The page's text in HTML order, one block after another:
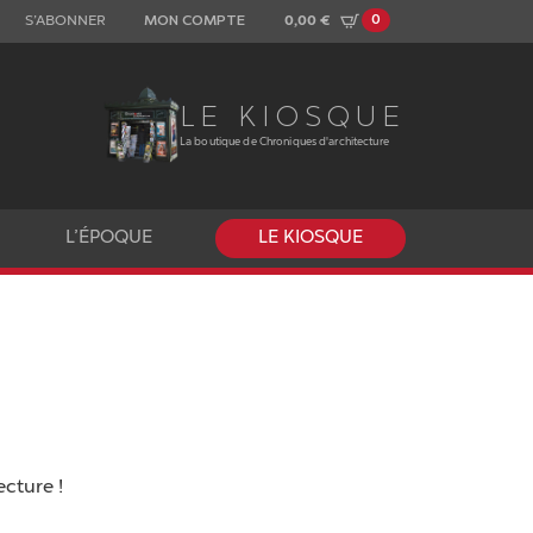
S’ABONNER MON COMPTE 0,00 € 0
LE KIOSQUE
La boutique de Chroniques d'architecture
L’ÉPOQUE LE KIOSQUE
!